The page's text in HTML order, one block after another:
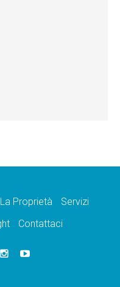
La Proprietà
Servizi
Contattaci